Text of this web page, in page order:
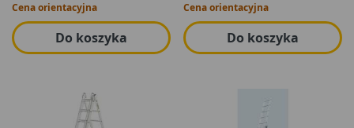
Cena orientacyjna
Do koszyka
Cena orientacyjna
Do koszyka